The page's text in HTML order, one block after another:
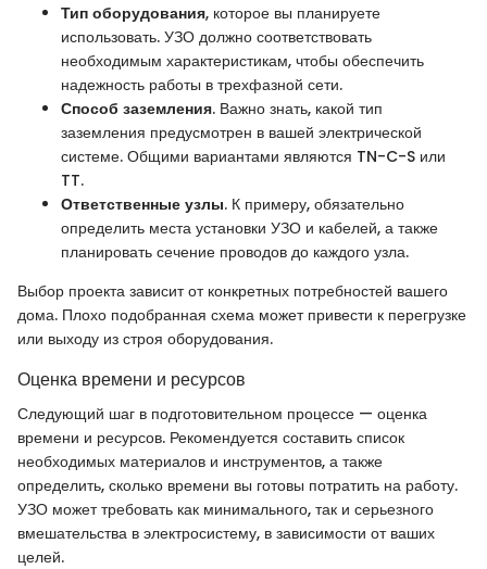
Тип оборудования, которое вы планируете
использовать. УЗО должно соответствовать
необходимым характеристикам, чтобы обеспечить
надежность работы в трехфазной сети.
Способ заземления. Важно знать, какой тип
заземления предусмотрен в вашей электрической
системе. Общими вариантами являются TN-C-S или
TT.
Ответственные узлы. К примеру, обязательно
определить места установки УЗО и кабелей, а также
планировать сечение проводов до каждого узла.
Выбор проекта зависит от конкретных потребностей вашего
дома. Плохо подобранная схема может привести к перегрузке
или выходу из строя оборудования.
Оценка времени и ресурсов
Следующий шаг в подготовительном процессе — оценка
времени и ресурсов. Рекомендуется составить список
необходимых материалов и инструментов, а также
определить, сколько времени вы готовы потратить на работу.
УЗО может требовать как минимального, так и серьезного
вмешательства в электросистему, в зависимости от ваших
целей.